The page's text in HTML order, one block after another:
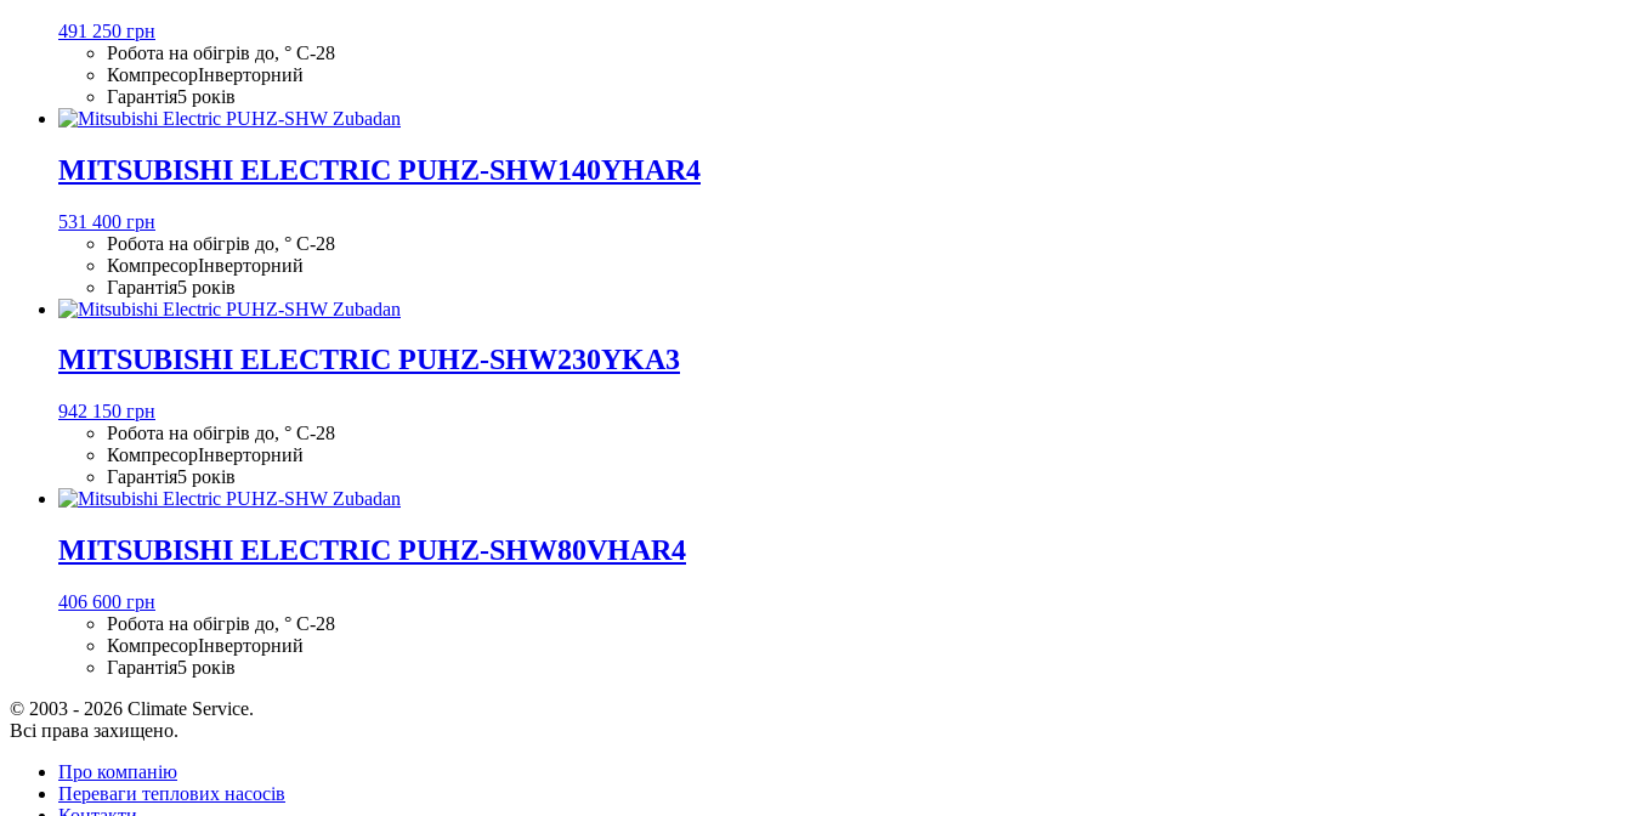
491 250 грн
Робота на обігрів до, ° С-28
КомпресорІнверторний
Гарантія5 років
MITSUBISHI ELECTRIC PUHZ-SHW140YHAR4
531 400 грн
Робота на обігрів до, ° С-28
КомпресорІнверторний
Гарантія5 років
MITSUBISHI ELECTRIC PUHZ-SHW230YKA3
942 150 грн
Робота на обігрів до, ° С-28
КомпресорІнверторний
Гарантія5 років
MITSUBISHI ELECTRIC PUHZ-SHW80VHAR4
406 600 грн
Робота на обігрів до, ° С-28
КомпресорІнверторний
Гарантія5 років
© 2003 - 2026 Climate Service.
Всі права захищено.
Про компанію
Переваги теплових насосів